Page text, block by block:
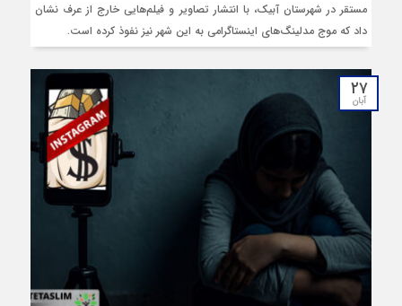
مستقر در شهرستان آبیک، با انتشار تصاویر و فیلم‌هایی خارج از عرف نشان
داد که موج مدلینگ‌های اینستاگرامی به این شهر نیز نفوذ کرده است.
۲۷
آبان